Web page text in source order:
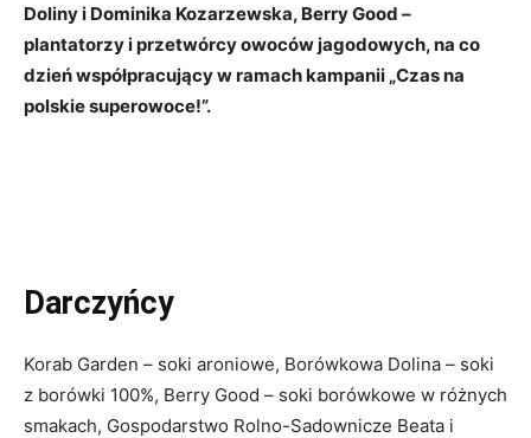
Doliny i Dominika Kozarzewska, Berry Good –
plantatorzy i przetwórcy owoców jagodowych, na co
dzień współpracujący w ramach kampanii „Czas na
polskie superowoce!”.
Darczyńcy
Korab Garden – soki aroniowe, Borówkowa Dolina – soki
z borówki 100%, Berry Good – soki borówkowe w różnych
smakach, Gospodarstwo Rolno-Sadownicze Beata i